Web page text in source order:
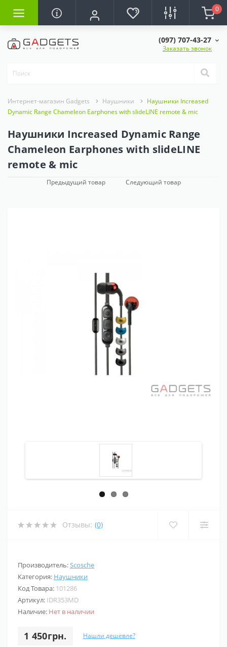
0
(097) 707-43-27
Заказать звонок
Интернет-магазин Gadgets Наушники
Наушники Increased
Dynamic Range Chameleon Earphones with slideLINE remote & mic
Наушники Increased Dynamic Range
Chameleon Earphones with slideLINE
remote & mic
Предыдущий товар Следующий товар
Отзывы: (0)
Производитель:Scosche
Категория: Наушники
Код Товара: 101286
Артикул: IDR353MD
Наличие: Нет в наличии
1 450грн. Нашли дешевле?